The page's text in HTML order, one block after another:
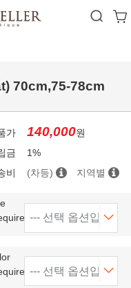
70cm,75-78cm
가 140,000원
금
1%
비
(차등) 지역별